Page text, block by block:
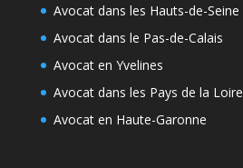
Avocat dans les Hauts-de-Seine
Avocat dans le Pas-de-Calais
Avocat en Yvelines
Avocat dans les Pays de la Loire
Avocat en Haute-Garonne